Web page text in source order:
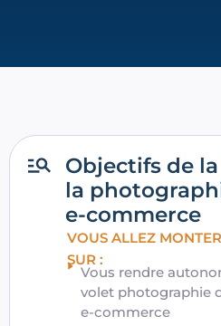
Objectifs de
la
e-commerce
VOUS ALLEZ
SUR :
Vous rendre
volet photographie
e-commerce